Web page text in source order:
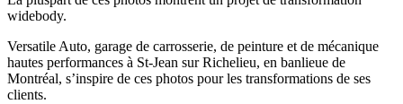
widebody.
Versatile Auto, garage de carrosserie, de peinture et de mécanique
hautes performances à St-Jean sur Richelieu, en banlieue de
Montréal, s’inspire de ces photos pour les transformations de ses
clients.